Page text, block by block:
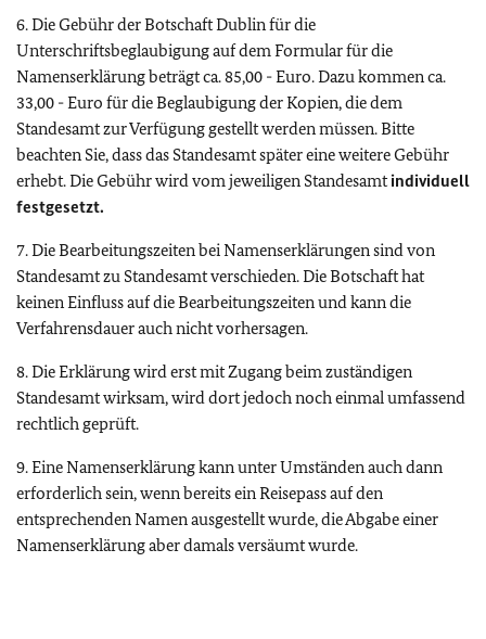
6. Die Gebühr der Botschaft Dublin für die
Unterschriftsbeglaubigung auf dem Formular für die
Namenserklärung beträgt ca. 85,00 - Euro. Dazu kommen ca.
33,00 - Euro für die Beglaubigung der Kopien, die dem
Standesamt zur Verfügung gestellt werden müssen. Bitte
beachten Sie, dass das Standesamt später eine weitere Gebühr
erhebt. Die Gebühr wird vom jeweiligen Standesamtindividuell
festgesetzt.
7. Die Bearbeitungszeiten bei Namenserklärungen sind von
Standesamt zu Standesamt verschieden. Die Botschaft hat
keinen Einfluss auf die Bearbeitungszeiten und kann die
Verfahrensdauer auch nicht vorhersagen.
8. Die Erklärung wird erst mit Zugang beim zuständigen
Standesamt wirksam, wird dort jedoch noch einmal umfassend
rechtlich geprüft.
9. Eine Namenserklärung kann unter Umständen auch dann
erforderlich sein, wenn bereits ein Reisepass auf den
entsprechenden Namen ausgestellt wurde, die Abgabe einer
Namenserklärung aber damals versäumt wurde.